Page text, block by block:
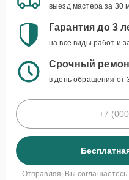
выезд мастера за 30
Гарантия до 3
на все виды работ и
Срочный
в день обращения от
Отправляя, Вы соглашаетесь